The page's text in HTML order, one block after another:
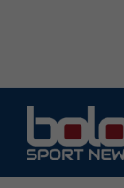
contenuto